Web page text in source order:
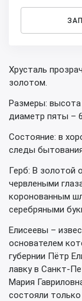
Хрусталь
золотом.
Размеры: высота
диаметр пяты –
Состояние: в
следы
Герб: В золотой
червлеными
коронованным
серебряными
Елисеевы –
основателем
губернии Пётр
лавку в Санкт-
Мария
состояли только